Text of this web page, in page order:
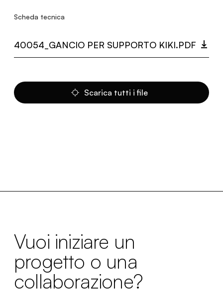
Scheda tecnica
40054_GANCIO PER SUPPORTO KIKI.PDF
Scarica tutti i file
Vuoi iniziare un
progetto o una
collaborazione?